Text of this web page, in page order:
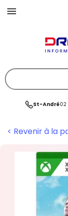
St-André02
< Revenir à la